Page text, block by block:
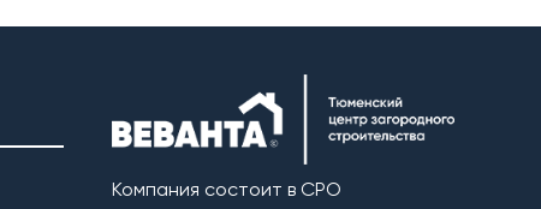
Компания состоит в СРО